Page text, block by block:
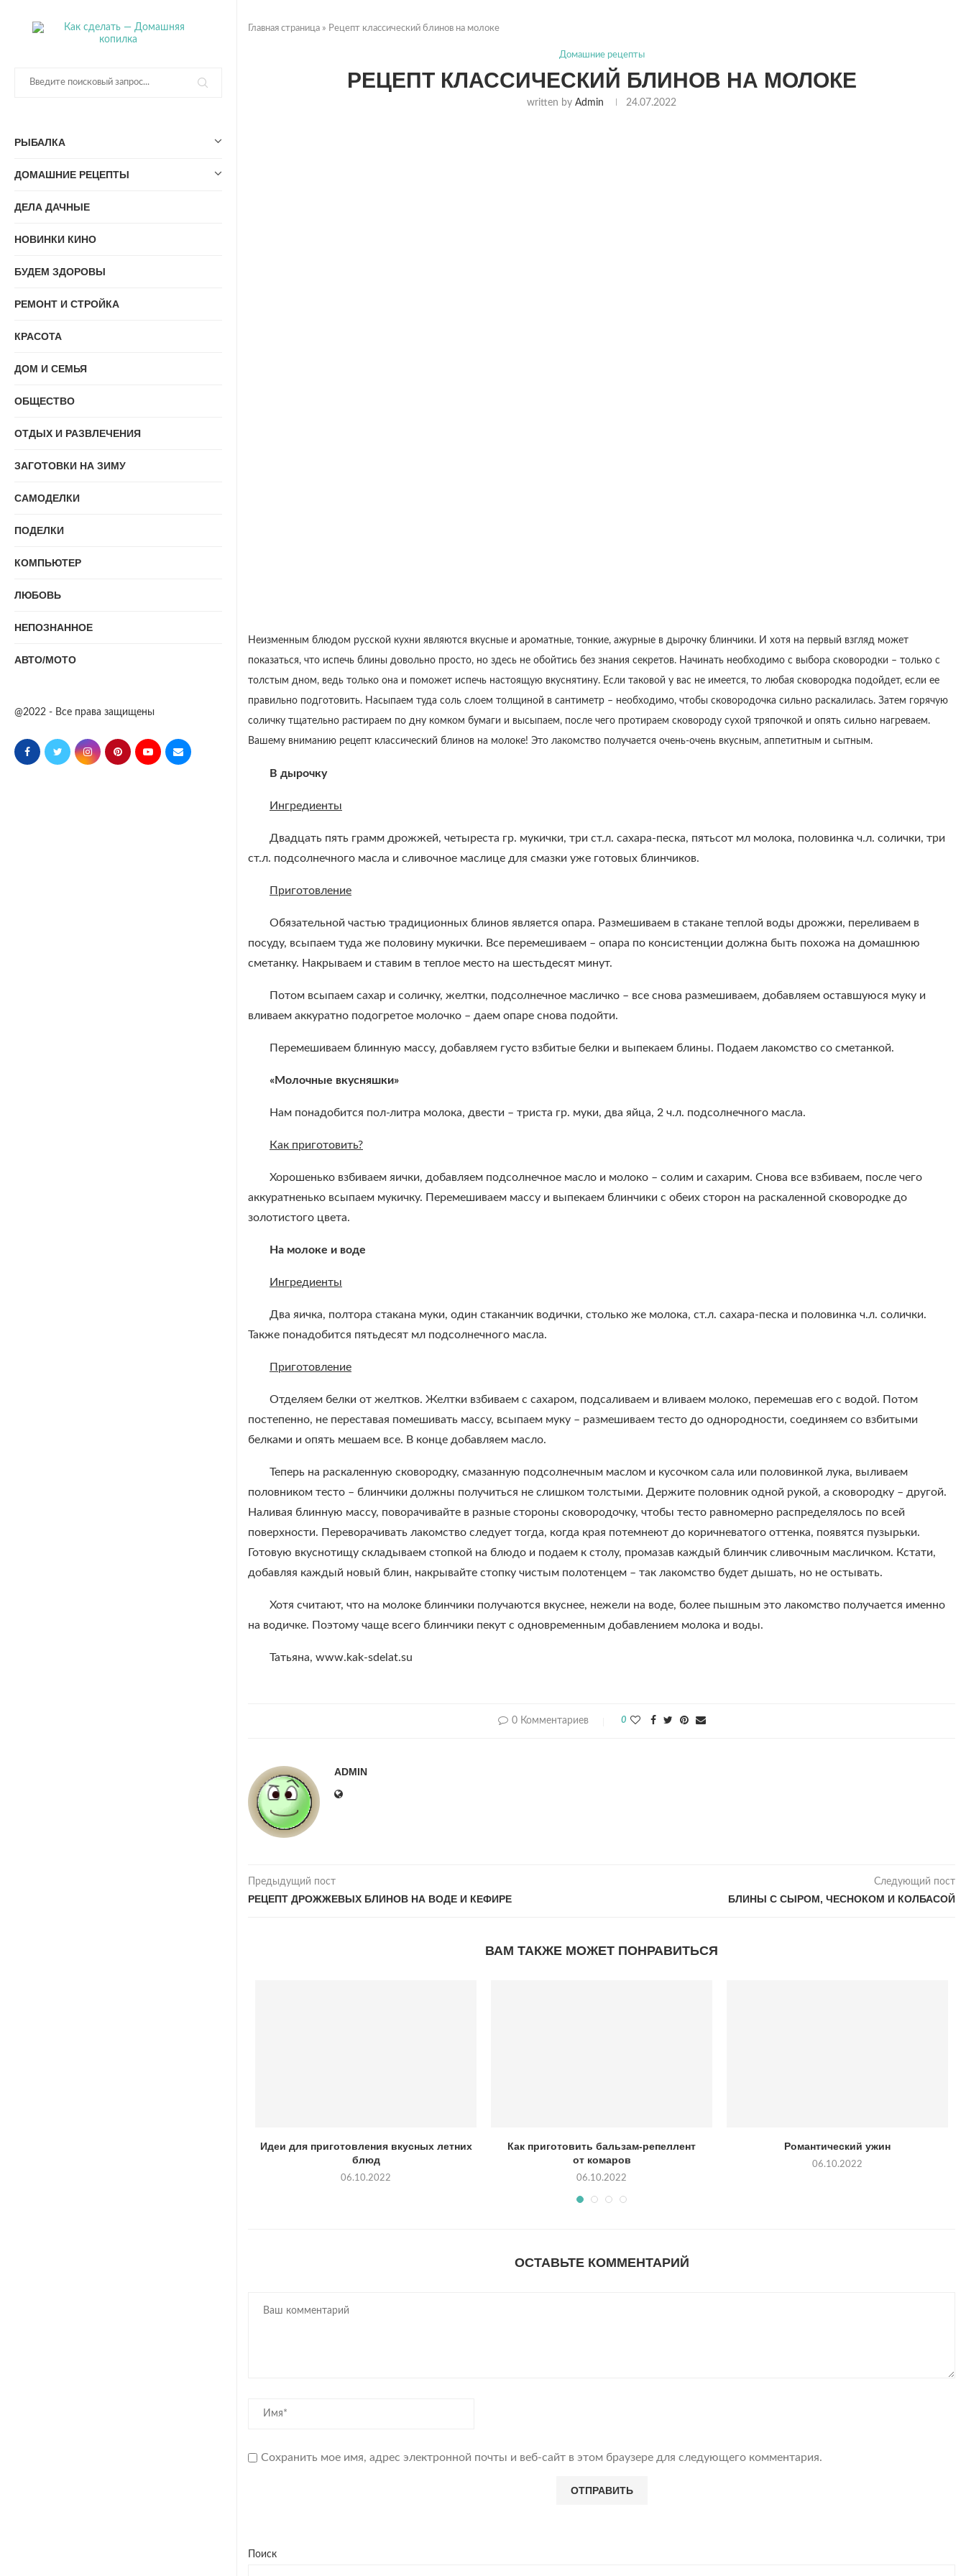
РЫБАЛКА
ДОМАШНИЕ РЕЦЕПТЫ
ДЕЛА ДАЧНЫЕ
НОВИНКИ КИНО
БУДЕМ ЗДОРОВЫ
РЕМОНТ И СТРОЙКА
КРАСОТА
ДОМ И СЕМЬЯ
ОБЩЕСТВО
ОТДЫХ И РАЗВЛЕЧЕНИЯ
ЗАГОТОВКИ НА ЗИМУ
САМОДЕЛКИ
ПОДЕЛКИ
КОМПЬЮТЕР
ЛЮБОВЬ
НЕПОЗНАННОЕ
АВТО/МОТО
@2022 - Все права защищены
Главная страница » Рецепт классический блинов на молоке
Домашние рецепты
РЕЦЕПТ КЛАССИЧЕСКИЙ БЛИНОВ НА МОЛОКЕ
written by Admin 24.07.2022
Неизменным блюдом русской кухни являются вкусные и ароматные, тонкие, ажурные в дырочку блинчики. И хотя на первый взгляд может
показаться, что испечь блины довольно просто, но здесь не обойтись без знания секретов. Начинать необходимо с выбора сковородки – только с
толстым дном, ведь только она и поможет испечь настоящую вкуснятину. Если таковой у вас не имеется, то любая сковородка подойдет, если ее
правильно подготовить. Насыпаем туда соль слоем толщиной в сантиметр – необходимо, чтобы сковородочка сильно раскалилась. Затем горячую
соличку тщательно растираем по дну комком бумаги и высыпаем, после чего протираем сковороду сухой тряпочкой и опять сильно нагреваем.
Вашему вниманию рецепт классический блинов на молоке! Это лакомство получается очень-очень вкусным, аппетитным и сытным.
В дырочку
Ингредиенты
Двадцать пять грамм дрожжей, четыреста гр. мукички, три ст.л. сахара-песка, пятьсот мл молока, половинка ч.л. солички, три
ст.л. подсолнечного масла и сливочное маслице для смазки уже готовых блинчиков.
Приготовление
Обязательной частью традиционных блинов является опара. Размешиваем в стакане теплой воды дрожжи, переливаем в
посуду, всыпаем туда же половину мукички. Все перемешиваем – опара по консистенции должна быть похожа на домашнюю
сметанку. Накрываем и ставим в теплое место на шестьдесят минут.
Потом всыпаем сахар и соличку, желтки, подсолнечное масличко – все снова размешиваем, добавляем оставшуюся муку и
вливаем аккуратно подогретое молочко – даем опаре снова подойти.
Перемешиваем блинную массу, добавляем густо взбитые белки и выпекаем блины. Подаем лакомство со сметанкой.
«Молочные вкусняшки»
Нам понадобится пол-литра молока, двести – триста гр. муки, два яйца, 2 ч.л. подсолнечного масла.
Как приготовить?
Хорошенько взбиваем яички, добавляем подсолнечное масло и молоко – солим и сахарим. Снова все взбиваем, после чего
аккуратненько всыпаем мукичку. Перемешиваем массу и выпекаем блинчики с обеих сторон на раскаленной сковородке до
золотистого цвета.
На молоке и воде
Ингредиенты
Два яичка, полтора стакана муки, один стаканчик водички, столько же молока, ст.л. сахара-песка и половинка ч.л. солички.
Также понадобится пятьдесят мл подсолнечного масла.
Приготовление
Отделяем белки от желтков. Желтки взбиваем с сахаром, подсаливаем и вливаем молоко, перемешав его с водой. Потом
постепенно, не переставая помешивать массу, всыпаем муку – размешиваем тесто до однородности, соединяем со взбитыми
белками и опять мешаем все. В конце добавляем масло.
Теперь на раскаленную сковородку, смазанную подсолнечным маслом и кусочком сала или половинкой лука, выливаем
половником тесто – блинчики должны получиться не слишком толстыми. Держите половник одной рукой, а сковородку – другой.
Наливая блинную массу, поворачивайте в разные стороны сковородочку, чтобы тесто равномерно распределялось по всей
поверхности. Переворачивать лакомство следует тогда, когда края потемнеют до коричневатого оттенка, появятся пузырьки.
Готовую вкуснотищу складываем стопкой на блюдо и подаем к столу, промазав каждый блинчик сливочным масличком. Кстати,
добавляя каждый новый блин, накрывайте стопку чистым полотенцем – так лакомство будет дышать, но не остывать.
Хотя считают, что на молоке блинчики получаются вкуснее, нежели на воде, более пышным это лакомство получается именно
на водичке. Поэтому чаще всего блинчики пекут с одновременным добавлением молока и воды.
Татьяна, www.kak-sdelat.su
0 Комментариев 0
ADMIN
Предыдущий пост
РЕЦЕПТ ДРОЖЖЕВЫХ БЛИНОВ НА ВОДЕ И КЕФИРЕ
Следующий пост
БЛИНЫ С СЫРОМ, ЧЕСНОКОМ И КОЛБАСОЙ
ВАМ ТАКЖЕ МОЖЕТ ПОНРАВИТЬСЯ
Идеи для приготовления вкусных летних
блюд
06.10.2022
Как приготовить бальзам-репеллент
от комаров
06.10.2022
Романтический ужин
06.10.2022
ОСТАВЬТЕ КОММЕНТАРИЙ
Сохранить мое имя, адрес электронной почты и веб-сайт в этом браузере для следующего комментария.
Поиск